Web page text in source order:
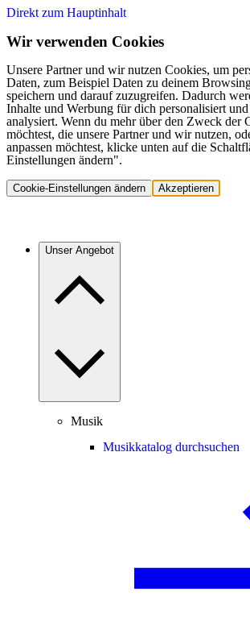
Direkt zum Hauptinhalt
Wir verwenden Cookies
Unsere Partner und wir nutzen Cookies, um
Daten, zum Beispiel Daten zu deinem
speichern und darauf zuzugreifen. Dadurch
Inhalte und Werbung für dich personalisiert
analysiert. Wenn du mehr über den Zweck der
möchtest, die unsere Partner und wir nutzen,
anpassen möchtest, klicke unten auf die
Einstellungen ändern".
Cookie-Einstellungen ändern Akzeptieren
Unser Angebot
Musik
Musikkatalog durchsuchen